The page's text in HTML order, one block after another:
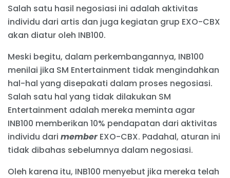
Salah satu hasil negosiasi ini adalah aktivitas
individu dari artis dan juga kegiatan grup EXO-CBX
akan diatur oleh INB100.
Meski begitu, dalam perkembangannya, INB100
menilai jika SM Entertainment tidak mengindahkan
hal-hal yang disepakati dalam proses negosiasi.
Salah satu hal yang tidak dilakukan SM
Entertainment adalah mereka meminta agar
INB100 memberikan 10% pendapatan dari aktivitas
individu dari memberEXO-CBX. Padahal, aturan ini
tidak dibahas sebelumnya dalam negosiasi.
Oleh karena itu, INB100 menyebut jika mereka telah